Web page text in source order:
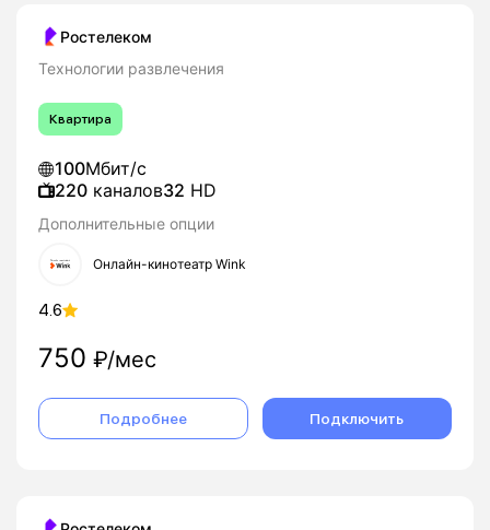
Ростелеком
Технологии развлечения
Квартира
100Мбит/с
220 каналов32 HD
Дополнительные опции
Онлайн-кинотеатр Wink
4.6
750 ₽/мес
Подробнее Подключить